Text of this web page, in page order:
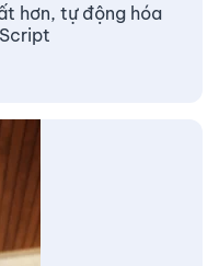
hơn, tự động hóa